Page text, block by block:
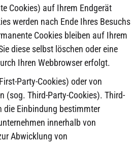
Cookies) auf Ihrem Endgerät
werden nach Ende Ihres Besuchs
Cookies bleiben auf Ihrem
diese selbst löschen oder eine
Ihren Webbrowser erfolgt.
Party-Cookies) oder von
(sog. Third-Party-Cookies). Third-
die Einbindung bestimmter
innerhalb von
Abwicklung von